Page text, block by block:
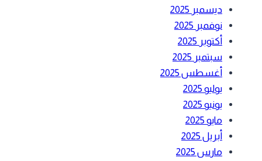
ديسمبر 2025
نوفمبر 2025
أكتوبر 2025
سبتمبر 2025
أغسطس 2025
يوليو 2025
يونيو 2025
مايو 2025
أبريل 2025
مارس 2025